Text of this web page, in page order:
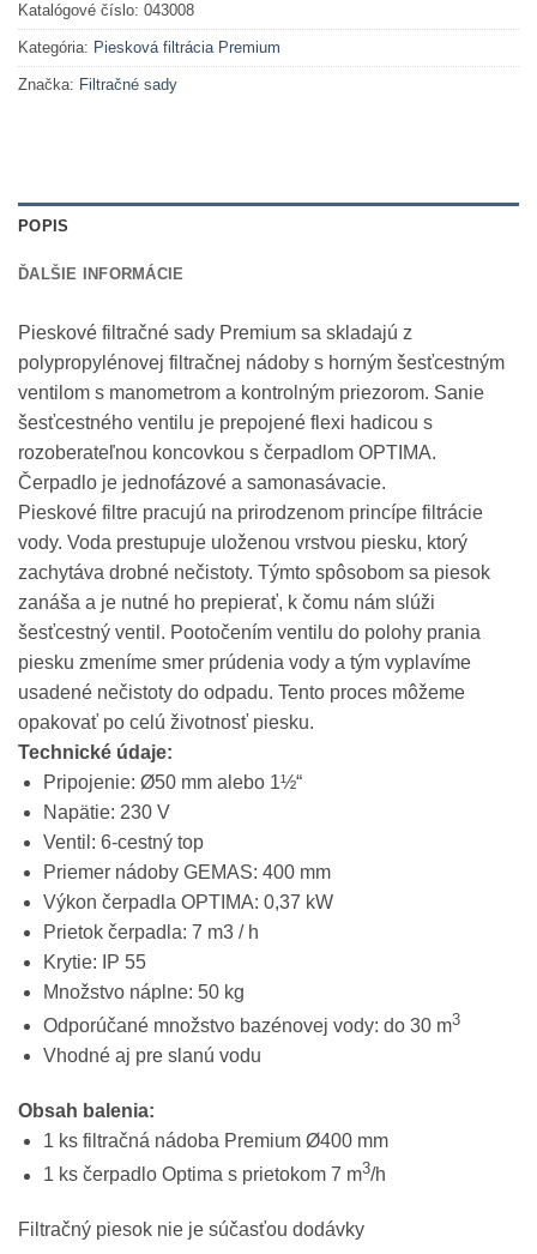
Katalógové číslo: 043008
Kategória: Piesková filtrácia Premium
Značka: Filtračné sady
POPIS
ĎALŠIE INFORMÁCIE
Pieskové filtračné sady Premium sa skladajú z
polypropylénovej filtračnej nádoby s horným šesťcestným
ventilom s manometrom a kontrolným priezorom. Sanie
šesťcestného ventilu je prepojené flexi hadicou s
rozoberateľnou koncovkou s čerpadlom OPTIMA.
Čerpadlo je jednofázové a samonasávacie.
Pieskové filtre pracujú na prirodzenom princípe filtrácie
vody. Voda prestupuje uloženou vrstvou piesku, ktorý
zachytáva drobné nečistoty. Týmto spôsobom sa piesok
zanáša a je nutné ho prepierať, k čomu nám slúži
šesťcestný ventil. Pootočením ventilu do polohy prania
piesku zmeníme smer prúdenia vody a tým vyplavíme
usadené nečistoty do odpadu. Tento proces môžeme
opakovať po celú životnosť piesku.
Technické údaje:
Pripojenie: Ø50 mm alebo 1½“
Napätie: 230 V
Ventil: 6-cestný top
Priemer nádoby GEMAS: 400 mm
Výkon čerpadla OPTIMA: 0,37 kW
Prietok čerpadla: 7 m3 / h
Krytie: IP 55
Množstvo náplne: 50 kg
Odporúčané množstvo bazénovej vody: do 30 m3
Vhodné aj pre slanú vodu
Obsah balenia:
1 ks filtračná nádoba Premium Ø400 mm
1 ks čerpadlo Optima s prietokom 7 m3/h
Filtračný piesok nie je súčasťou dodávky